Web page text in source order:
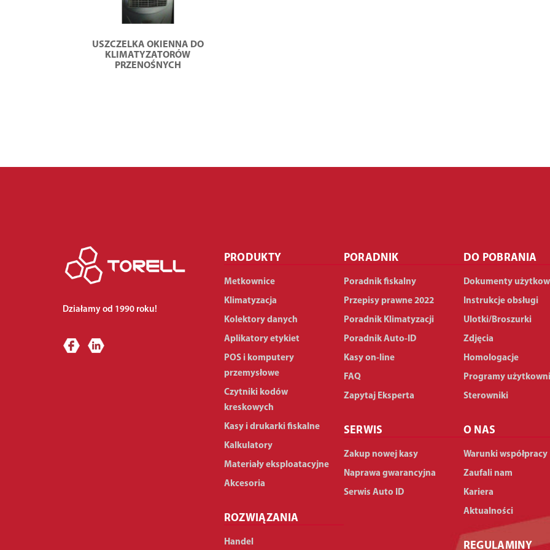
USZCZELKA OKIENNA DO
KLIMATYZATORÓW
PRZENOŚNYCH
Działamy od 1990 roku!
PRODUKTY
Metkownice
Klimatyzacja
Kolektory danych
Aplikatory etykiet
POS i komputery
przemysłowe
Czytniki kodów
kreskowych
Kasy i drukarki fiskalne
Kalkulatory
Materiały eksploatacyjne
Akcesoria
ROZWIĄZANIA
Handel
PORADNIK
Poradnik fiskalny
Przepisy prawne 2022
Poradnik Klimatyzacji
Poradnik Auto-ID
Kasy on-line
FAQ
Zapytaj Eksperta
SERWIS
Zakup nowej kasy
Naprawa gwarancyjna
Serwis Auto ID
DO POBRANIA
Dokumenty
Instrukcje obsługi
Ulotki/Broszurki
Zdjęcia
Homologacje
Programy
Sterowniki
O NAS
Warunki współpracy
Zaufali nam
Kariera
Aktualności
REGULAMINY